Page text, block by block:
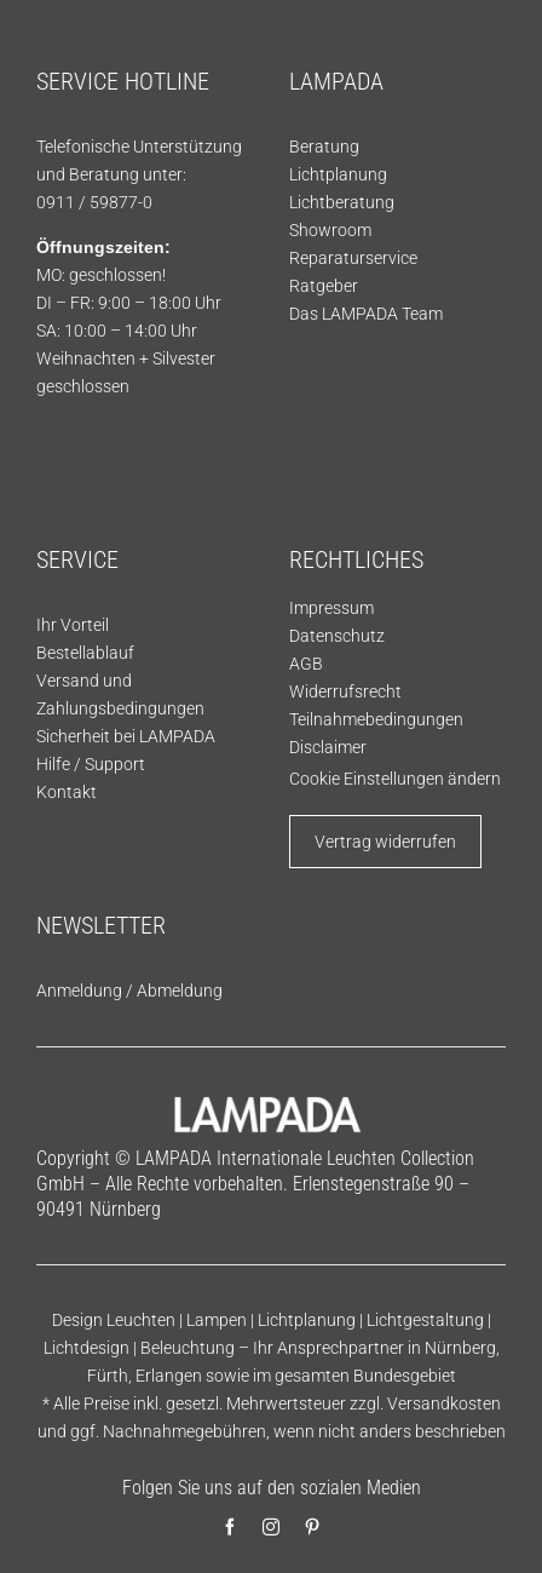
SERVICE HOTLINE
Telefonische Unterstützung
und Beratung unter:
0911 / 59877-0
Öffnungszeiten:
MO: geschlossen!
DI – FR: 9:00 – 18:00 Uhr
SA: 10:00 – 14:00 Uhr
Weihnachten + Silvester
geschlossen
LAMPADA
Beratung
Lichtplanung
Lichtberatung
Showroom
Reparaturservice
Ratgeber
Das LAMPADA Team
SERVICE
Ihr Vorteil
Bestellablauf
Versand und
Zahlungsbedingungen
Sicherheit bei LAMPADA
Hilfe / Support
Kontakt
RECHTLICHES
Impressum
Datenschutz
AGB
Widerrufsrecht
Teilnahmebedingungen
Disclaimer
Cookie Einstellungen ändern
Vertrag widerrufen
NEWSLETTER
Anmeldung / Abmeldung
Copyright © LAMPADA Internationale Leuchten Collection
GmbH – Alle Rechte vorbehalten. Erlenstegenstraße 90 –
90491 Nürnberg
Design Leuchten | Lampen | Lichtplanung | Lichtgestaltung |
Lichtdesign | Beleuchtung – Ihr Ansprechpartner in Nürnberg,
Fürth, Erlangen sowie im gesamten Bundesgebiet
* Alle Preise inkl. gesetzl. Mehrwertsteuer zzgl. Versandkosten
und ggf. Nachnahmegebühren, wenn nicht anders beschrieben
Folgen Sie uns auf den sozialen Medien